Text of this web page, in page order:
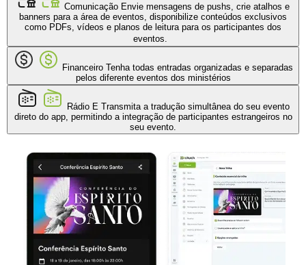
Comunicação Envie mensagens de pushs, crie atalhos e
banners para a área de eventos, disponibilize conteúdos exclusivos
como PDFs, vídeos e planos de leitura para os participantes dos
eventos.
Financeiro Tenha todas entradas organizadas e separadas
pelos diferente eventos dos ministérios
Rádio E Transmita a tradução simultânea do seu evento
direto do app, permitindo a integração de participantes estrangeiros no
seu evento.